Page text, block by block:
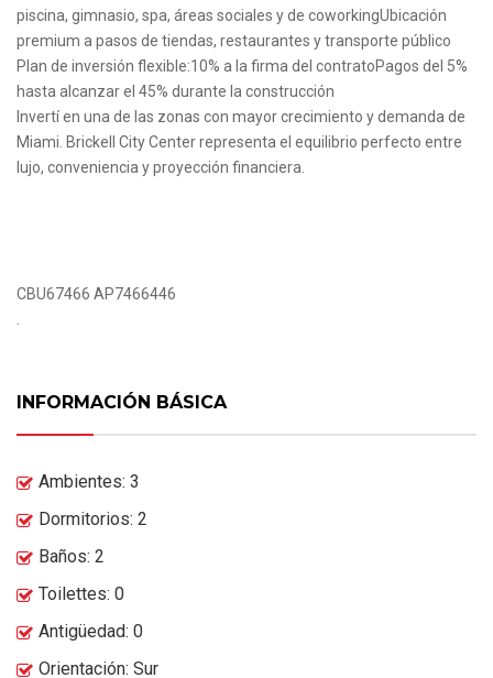
piscina, gimnasio, spa, áreas sociales y de coworkingUbicación
premium a pasos de tiendas, restaurantes y transporte público
Plan de inversión flexible:10% a la firma del contratoPagos del 5%
hasta alcanzar el 45% durante la construcción
Invertí en una de las zonas con mayor crecimiento y demanda de
Miami. Brickell City Center representa el equilibrio perfecto entre
lujo, conveniencia y proyección financiera.
CBU67466 AP7466446
INFORMACIÓN BÁSICA
Ambientes: 3
Dormitorios: 2
Baños: 2
Toilettes: 0
Antigüedad: 0
Orientación: Sur